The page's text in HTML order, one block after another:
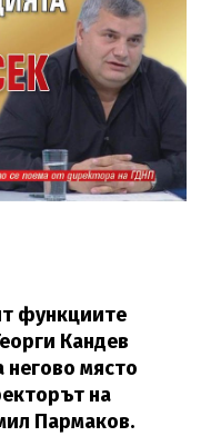
функциите
Кандев
негово място
на
Пармаков.